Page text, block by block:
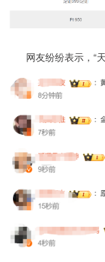
网友纷纷表示，“天